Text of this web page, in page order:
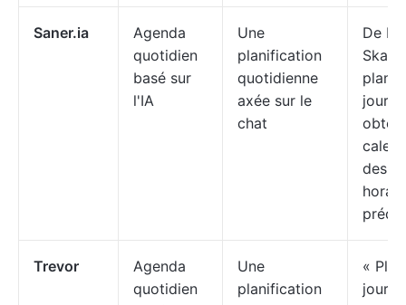
Saner.ia
Agenda
quotidien
basé sur
l'IA
Une
planification
quotidienne
axée sur le
chat
De
Skai,
des
Trevor
Agenda
quotidien
Une
planification
«